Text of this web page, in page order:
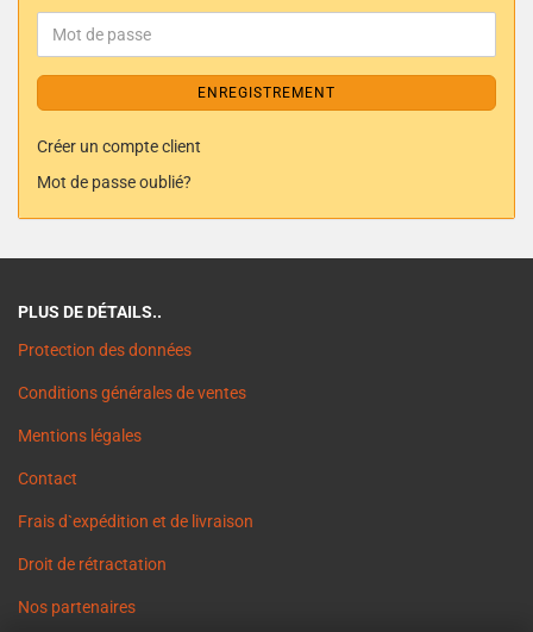
ENREGISTREMENT
Créer un compte client
Mot de passe oublié?
PLUS DE DÉTAILS..
Protection des données
Conditions générales de ventes
Mentions légales
Contact
Frais d`expédition et de livraison
Droit de rétractation
Nos partenaires